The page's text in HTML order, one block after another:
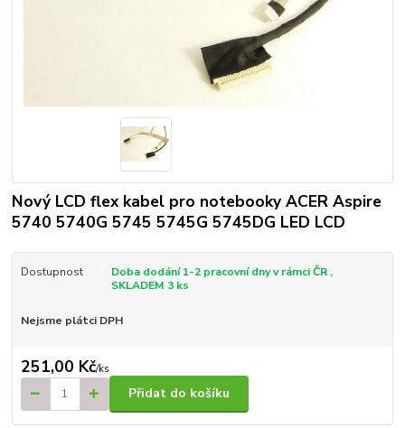
Nový LCD flex kabel pro notebooky ACER Aspire
5740 5740G 5745 5745G 5745DG LED LCD
Dostupnost
Doba dodání 1-2 pracovní dny v rámci ČR ,
SKLADEM 3 ks
Nejsme plátci DPH
251,00 Kč/ks
Přidat do košíku